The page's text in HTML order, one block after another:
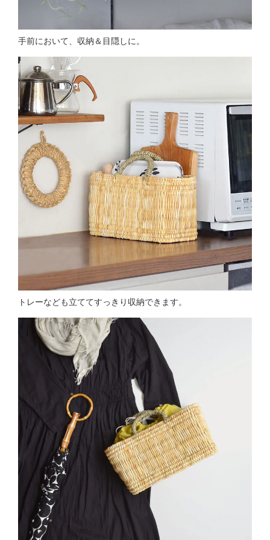
手前において、収納＆目隠しに。
トレーなども立ててすっきり収納できます。